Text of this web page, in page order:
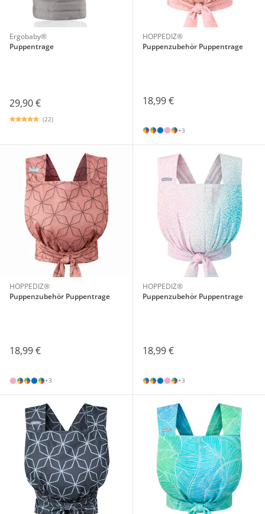
Ergobaby®
Puppentrage
29,90 €
(22)
HOPPEDIZ®
Puppenzubehör Puppentrage
18,99 €
+3
HOPPEDIZ®
Puppenzubehör Puppentrage
18,99 €
+3
HOPPEDIZ®
Puppenzubehör Puppentrage
18,99 €
+3